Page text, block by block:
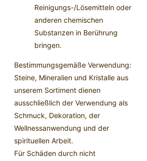
Reinigungs-/Lösemitteln oder
anderen chemischen
Substanzen in Berührung
bringen.
Bestimmungsgemäße Verwendung:
Steine, Mineralien und Kristalle aus
unserem Sortiment dienen
ausschließlich der Verwendung als
Schmuck, Dekoration, der
Wellnessanwendung und der
spirituellen Arbeit.
Für Schäden durch nicht